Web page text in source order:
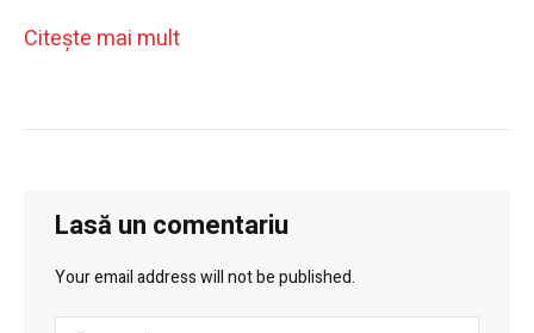
Citeşte mai mult
Lasă un comentariu
Your email address will not be published.